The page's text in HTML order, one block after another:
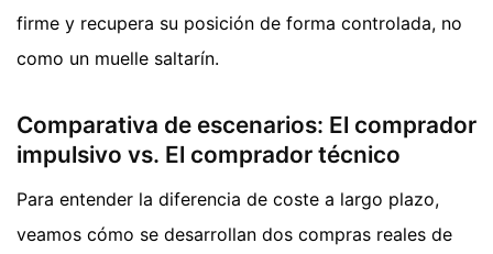
firme y recupera su posición de forma controlada, no
como un muelle saltarín.
Comparativa de escenarios: El comprador
impulsivo vs. El comprador técnico
Para entender la diferencia de coste a largo plazo,
veamos cómo se desarrollan dos compras reales de